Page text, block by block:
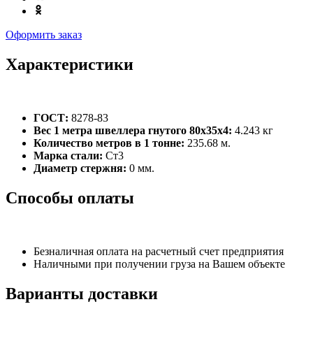
Оформить заказ
Характеристики
ГОСТ: 8278-83
Вес 1 метра швеллера гнутого 80х35х4: 4.243 кг
Количество метров в 1 тонне: 235.68 м.
Марка стали: Ст3
Диаметр стержня: 0 мм.
Способы оплаты
Безналичная оплата на расчетный счет предприятия
Наличными при получении груза на Вашем объекте
Варианты доставки